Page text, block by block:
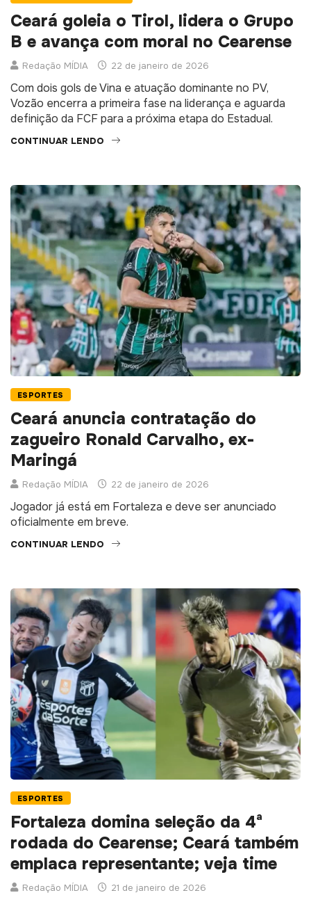
Ceará goleia o Tirol, lidera o Grupo
B e avança com moral no Cearense
Redação MÍDIA 22 de janeiro de 2026
Com dois gols de Vina e atuação dominante no PV,
Vozão encerra a primeira fase na liderança e aguarda
definição da FCF para a próxima etapa do Estadual.
CONTINUAR LENDO
ESPORTES
Ceará anuncia contratação do
zagueiro Ronald Carvalho, ex-
Maringá
Redação MÍDIA 22 de janeiro de 2026
Jogador já está em Fortaleza e deve ser anunciado
oficialmente em breve.
CONTINUAR LENDO
ESPORTES
Fortaleza domina seleção da 4ª
rodada do Cearense; Ceará também
emplaca representante; veja time
Redação MÍDIA 21 de janeiro de 2026